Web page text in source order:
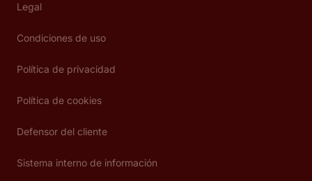
Legal
Condiciones de uso
Política de privacidad
Política de cookies
Defensor del cliente
Sistema interno de información